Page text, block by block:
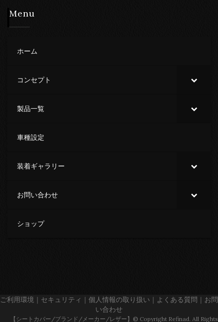
Menu
ホーム
コンセプト
製品一覧
車種設定
装着ギャラリー
お問い合わせ
ショップ
ご利用環境 ｜ セキュリティ ｜ 個人情報の取り扱い ｜ よくある質問 ｜ お問
い合わせ
【シートカバー/ブランド/メーカー/レザー】© Copyright Refinad. All Rights